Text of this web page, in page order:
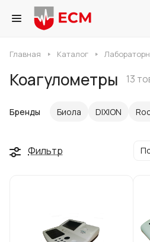
Главная Каталог
Коагулометры 13
Бренды Биола DIXION
Фильтр